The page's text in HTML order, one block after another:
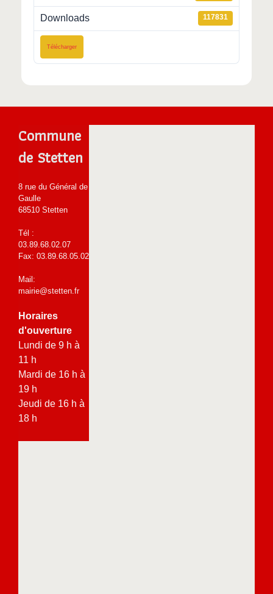
Downloads 117831
Télécharger
Commune
de Stetten
8 rue du Général de
Gaulle
68510 Stetten
Tél :
03.89.68.02.07
Fax: 03.89.68.05.02
Mail:
mairie@stetten.fr
Horaires
d'ouverture
Lundi de 9 h à
11 h
Mardi de 16 h à
19 h
Jeudi de 16 h à
18 h